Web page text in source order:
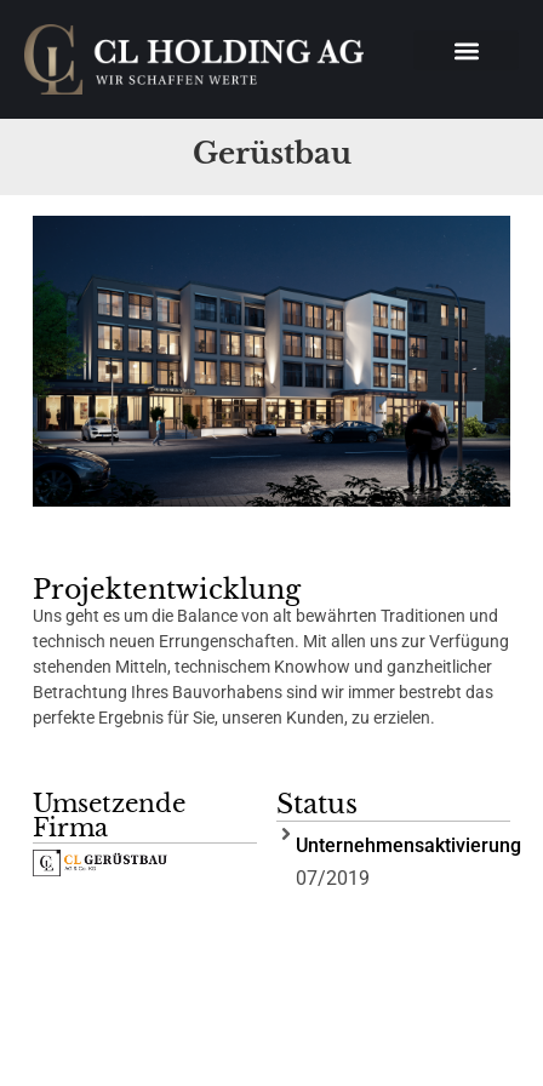
Gerüstbau
Projektentwicklung
Uns geht es um die Balance von alt bewährten Traditionen und
technisch neuen Errungenschaften. Mit allen uns zur Verfügung
stehenden Mitteln, technischem Knowhow und ganzheitlicher
Betrachtung Ihres Bauvorhabens sind wir immer bestrebt das
perfekte Ergebnis für Sie, unseren Kunden, zu erzielen.
Umsetzende
Firma
Status
Unternehmensaktivierung
07/2019